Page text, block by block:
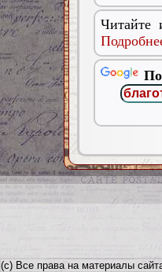
Читайте
(с) Все права на материалы